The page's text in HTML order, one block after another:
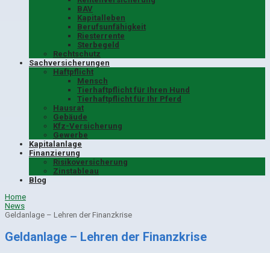
BAV
Kapitalleben
Berufsunfähigkeit
Riesterrente
Sterbegeld
Rechtschutz
Sachversicherungen
Haftpflicht
Mensch
Tierhaftpflicht für Ihren Hund
Tierhaftpflicht für Ihr Pferd
Hausrat
Gebäude
Kfz-Versicherung
Gewerbe
Kapitalanlage
Finanzierung
Risikoversicherung
Zinstableau
Blog
Home
News
Geldanlage – Lehren der Finanzkrise
Geldanlage – Lehren der Finanzkrise